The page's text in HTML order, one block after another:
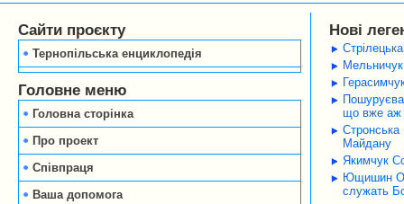
Сайти проєкту
Тернопільська енциклопедія
Головне меню
Головна сторінка
Про проект
Співпраця
Ваша допомога
Нові
Мельничук
що вже аж
Стронська
Майдану
Якимчук
Ющишин
служать